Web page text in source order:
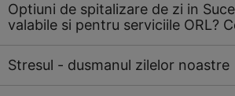
Optiuni de spitalizare de zi in
valabile si pentru serviciile ORL?
Stresul - dusmanul zilelor noastre